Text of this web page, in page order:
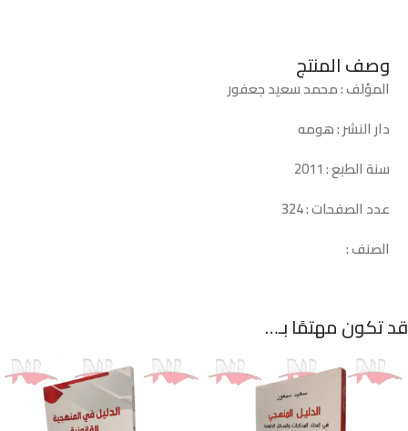
وصف المنتج
المؤلف : محمد سعيد جعفور
دار النشر : هومه
سنة الطبع : 2011
عدد الصفحات : 324
الصنف :
قد تكون مهتمًا بـ…